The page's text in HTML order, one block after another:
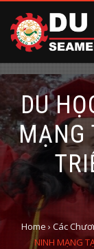
DU
MẠNG
Home› Các
NINH MẠNG